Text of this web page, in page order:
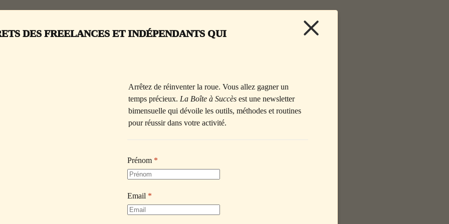
Jeudi 21 Mai 2026
DES REVENUS ENFIN STABLES
PERSONAL BRANDING
s’inscrit dans une évolution continue du travail indépendant, portée notamment par
entrepreneur et par des parcours professionnels de plus en plus hybrides.
les barrières à l’entrée se sont considérablement réduites, les outils se sont multipliés, les
DES FREELANCES ET INDÉPENDANTS QUI
Arrêtez de réinventer la roue. Vous allez gagner un
temps précieux. La Boîte à Succès est une newsletter
bimensuelle qui dévoile les outils, méthodes et routines
pour réussir dans votre activité.
Prénom *
Email *